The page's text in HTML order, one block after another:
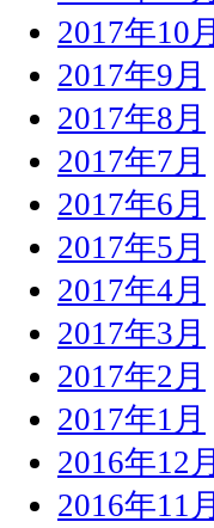
2017年10月
2017年9月
2017年8月
2017年7月
2017年6月
2017年5月
2017年4月
2017年3月
2017年2月
2017年1月
2016年12月
2016年11月